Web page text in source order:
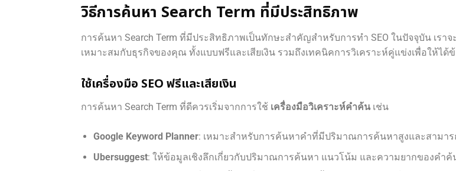
วิธีการค้นหา Search Term ที่มีประสิทธิภาพ
การค้นหา Search Term ที่มีประสิทธิภาพเป็นทักษะสำคัญสำหรับการทำ SEO ในปัจจุบัน เร
เหมาะสมกับธุรกิจของคุณ ทั้งแบบฟรีและเสียเงิน รวมถึงเทคนิคการวิเคราะห์คู่แข่งเพื่อให้ไ
ใช้เครื่องมือ SEO ฟรีและเสียเงิน
การค้นหา Search Term ที่ดีควรเริ่มจากการใช้ เครื่องมือวิเคราะห์คำค้น เช่น
Google Keyword Planner: เหมาะสำหรับการค้นหาคำที่มีปริมาณการค้นหาสูงและสามาร
Ubersuggest: ให้ข้อมูลเชิงลึกเกี่ยวกับปริมาณการค้นหา แนวโน้ม และความยากของคำค้